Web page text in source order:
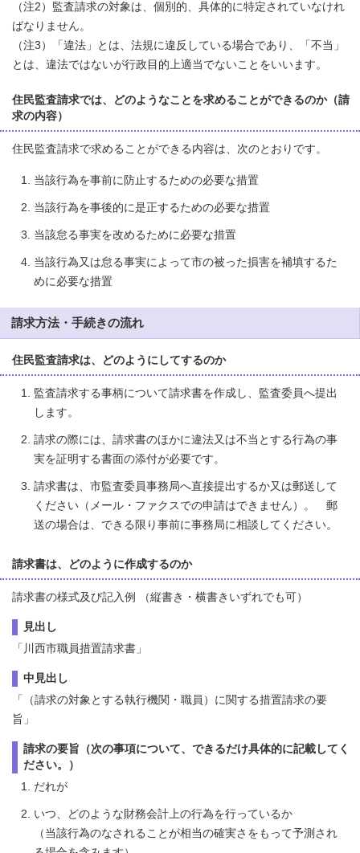
（注2）監査請求の対象は、個別的、具体的に特定されていなけれ
ばなりません。
（注3）「違法」とは、法規に違反している場合であり、「不当」
とは、違法ではないが行政目的上適当でないことをいいます。
住民監査請求では、どのようなことを求めることができるのか（請
求の内容）
住民監査請求で求めることができる内容は、次のとおりです。
当該行為を事前に防止するための必要な措置
当該行為を事後的に是正するための必要な措置
当該怠る事実を改めるために必要な措置
当該行為又は怠る事実によって市の被った損害を補填するた
めに必要な措置
請求方法・手続きの流れ
住民監査請求は、どのようにしてするのか
監査請求する事柄について請求書を作成し、監査委員へ提出
します。
請求の際には、請求書のほかに違法又は不当とする行為の事
実を証明する書面の添付が必要です。
請求書は、市監査委員事務局へ直接提出するか又は郵送して
ください（メール・ファクスでの申請はできません）。 郵
送の場合は、できる限り事前に事務局に相談してください。
請求書は、どのように作成するのか
請求書の様式及び記入例 （縦書き・横書きいずれでも可）
見出し
「川西市職員措置請求書」
中見出し
「（請求の対象とする執行機関・職員）に関する措置請求の要
旨」
請求の要旨（次の事項について、できるだけ具体的に記載してく
ださい。）
だれが
いつ、どのような財務会計上の行為を行っているか
（当該行為のなされることが相当の確実さをもって予測され